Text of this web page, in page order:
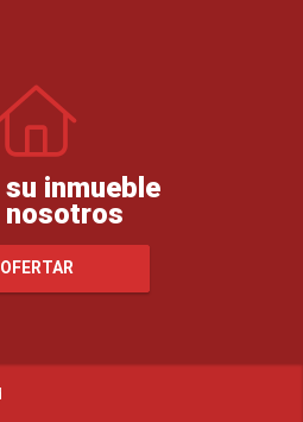
inmueble
nosotros
OFERTAR